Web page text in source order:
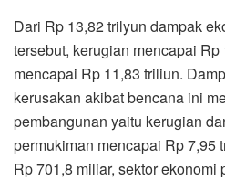
Dari Rp 13,82 trilyun dampak
tersebut, kerugian mencapai
mencapai Rp 11,83 triliun.
kerusakan akibat bencana ini
pembangunan yaitu kerugian
permukiman mencapai Rp 7,95
Rp 701,8 miliar, sektor ekonomi